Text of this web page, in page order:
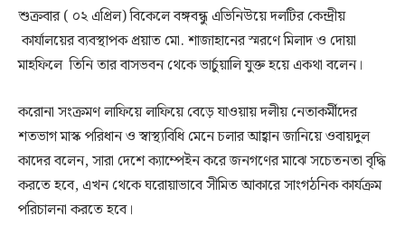
শুক্রবার ( ০২ এপ্রিল) বিকেলে বঙ্গবন্ধু এভিনিউয়ে দলটির কেন্দ্রীয়
কার্যালয়ের ব্যবস্থাপক প্রয়াত মো. শাজাহানের স্মরণে মিলাদ ও দোয়া
মাহফিলে তিনি তার বাসভবন থেকে ভার্চুয়ালি যুক্ত হয়ে একথা বলেন।
করোনা সংক্রমণ লাফিয়ে লাফিয়ে বেড়ে যাওয়ায় দলীয় নেতাকর্মীদের
শতভাগ মাস্ক পরিধান ও স্বাস্থ্যবিধি মেনে চলার আহ্বান জানিয়ে ওবায়দুল
কাদের বলেন, সারা দেশে ক্যাম্পেইন করে জনগণের মাঝে সচেতনতা বৃদ্ধি
করতে হবে, এখন থেকে ঘরোয়াভাবে সীমিত আকারে সাংগঠনিক কার্যক্রম
পরিচালনা করতে হবে।